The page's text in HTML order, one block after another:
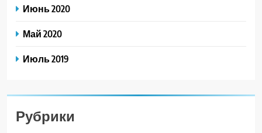
Июнь 2020
Май 2020
Июль 2019
Рубрики